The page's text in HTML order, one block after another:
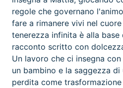
regole che governano
fare a rimanere vivi nel
tenerezza infinita è alla
racconto scritto con
Un lavoro che ci insegna
un bambino e la saggezza
perdita come